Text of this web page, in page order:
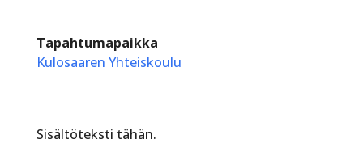
Tapahtumapaikka
Kulosaaren Yhteiskoulu
Sisältöteksti tähän.